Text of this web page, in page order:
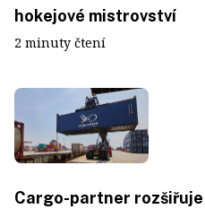
hokejové mistrovství
2 minuty čtení
Cargo-partner